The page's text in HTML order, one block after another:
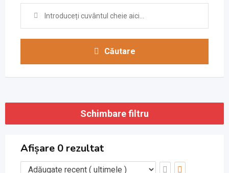
Căutare
Schimbare filtru
Afișare 0 rezultat